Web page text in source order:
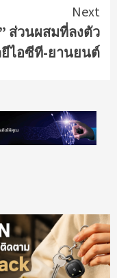
Next
ส่วนผสมที่ลงตัว
ยีไอซีที-ยานยนต์